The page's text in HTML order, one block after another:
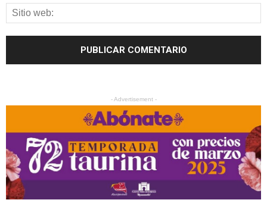
- Advertisement -